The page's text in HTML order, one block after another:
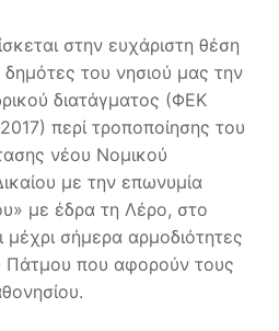
στην ευχάριστη θέση
του νησιού μας την
διατάγματος (ΦΕΚ
περί τροποποίησης του
νέου Νομικού
με την επωνυμία
με έδρα τη Λέρο, στο
μέχρι σήμερα αρμοδιότητες
Πάτμου που αφορούν τους